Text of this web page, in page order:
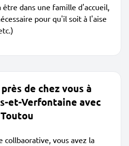
être dans une famille d'accueil,
pour qu'il soit à l'aise
de chez vous à
et-Verfontaine avec
vous avez la